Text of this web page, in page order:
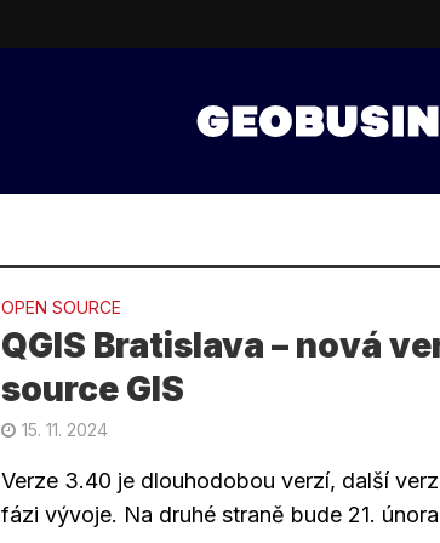
OPEN SOURCE
QGIS Bratislava – nová
source GIS
15. 11. 2024
Verze 3.40 je dlouhodobou verzí, další
fázi vývoje. Na druhé straně bude 21.